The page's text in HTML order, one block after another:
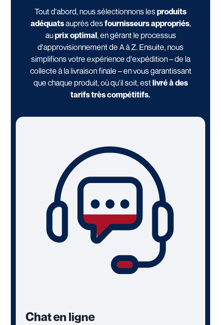
Tout d'abord, nous sélectionnons lesproduits
adéquatsauprès desfournisseurs appropriés,
auprix optimal, en gérant le processus
d'approvisionnement de A à Z. Ensuite, nous
simplifions votre expérience d'expédition – de la
collecte à la livraison finale – en vous garantissant
que chaque produit, où qu'il soit, estlivré à des
tarifs très compétitifs.
Chat en ligne